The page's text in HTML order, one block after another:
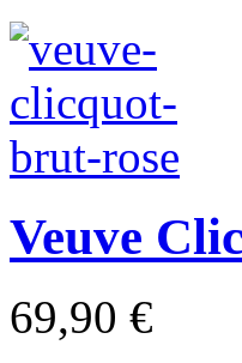
Veuve
69,90 €